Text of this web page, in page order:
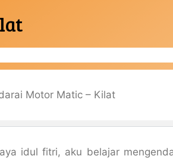
Motor Matic – Kilat
idul fitri, aku belajar